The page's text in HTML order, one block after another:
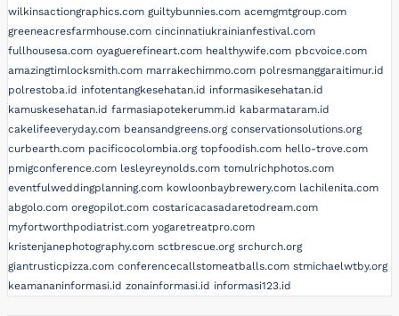
wilkinsactiongraphics.com guiltybunnies.com acemgmtgroup.com
greeneacresfarmhouse.com cincinnatiukrainianfestival.com
fullhousesa.com oyaguerefineart.com healthywife.com pbcvoice.com
amazingtimlocksmith.com marrakechimmo.com polresmanggaraitimur.id
polrestoba.id infotentangkesehatan.id informasikesehatan.id
kamuskesehatan.id farmasiapotekerumm.id kabarmataram.id
cakelifeeveryday.com beansandgreens.org conservationsolutions.org
curbearth.com pacificocolombia.org topfoodish.com hello-trove.com
pmigconference.com lesleyreynolds.com tomulrichphotos.com
eventfulweddingplanning.com kowloonbaybrewery.com lachilenita.com
abgolo.com oregopilot.com costaricacasadaretodream.com
myfortworthpodiatrist.com yogaretreatpro.com
kristenjanephotography.com sctbrescue.org srchurch.org
giantrusticpizza.com conferencecallstomeatballs.com stmichaelwtby.org
keamananinformasi.id zonainformasi.id informasi123.id